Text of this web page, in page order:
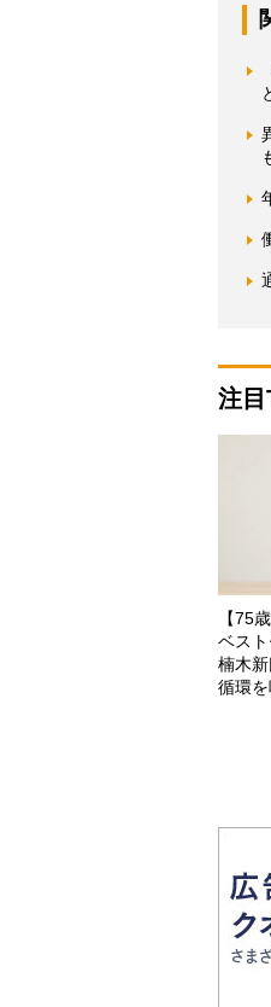
注
【75
ベス
楠木
循環